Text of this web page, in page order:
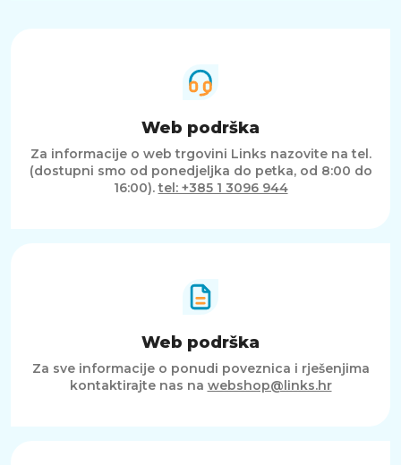
Web podrška
Za informacije o web trgovini Links nazovite na tel.
(dostupni smo od ponedjeljka do petka, od 8:00 do
16:00).tel: +385 1 3096 944
Web podrška
Za sve informacije o ponudi poveznica i rješenjima
kontaktirajte nas na webshop@links.hr